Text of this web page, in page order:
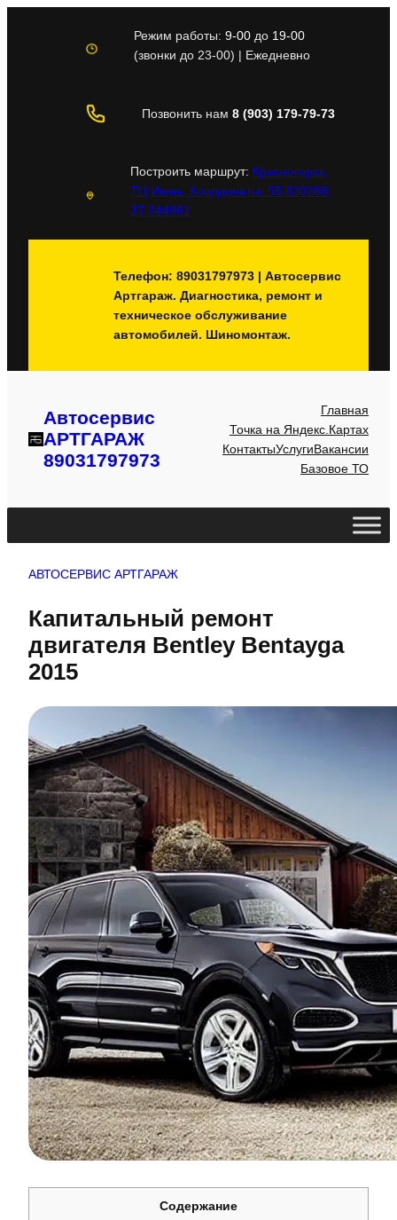
содержимому
Режим работы: 9-00до 19-00
(звонки до 23-00) | Ежедневно
Позвонить нам 8 (903) 179-79-73
Построить маршрут: Красногорск,
ТЦ Июнь, Координаты: 55.820288,
37.344961
Телефон: 89031797973 | Автосервис
Артгараж. Диагностика, ремонт и
техническое обслуживание
автомобилей. Шиномонтаж.
Автосервис
АРТГАРАЖ
89031797973
Главная
Точка на Яндекс.Картах
КонтактыУслугиВакансии
Базовое ТО
АВТОСЕРВИС АРТГАРАЖ
Капитальный ремонт
двигателя Bentley Bentayga
2015
Содержание